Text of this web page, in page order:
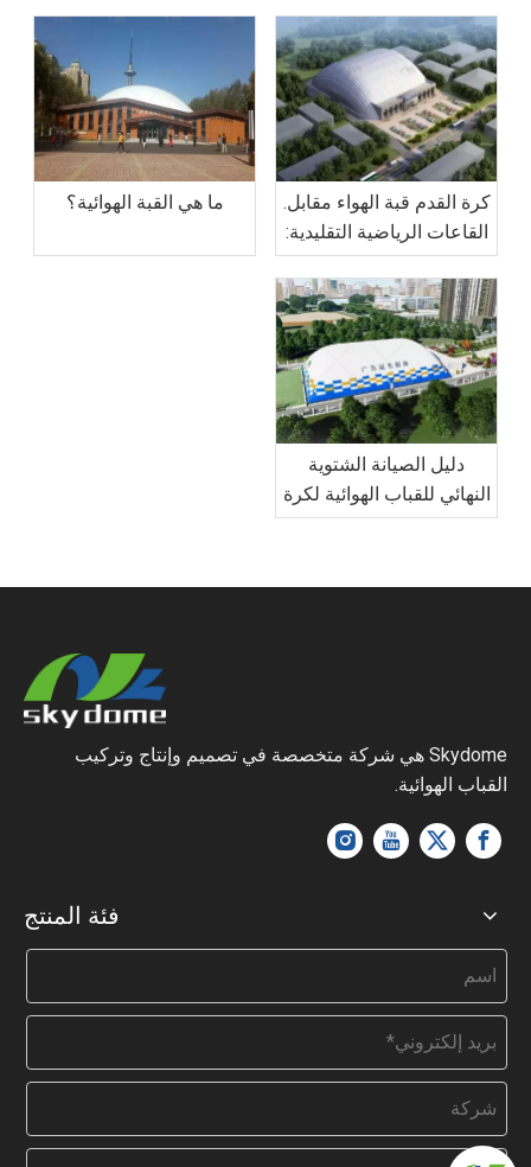
كرة القدم قبة الهواء مقابل.
القاعات الرياضية التقليدية:
لماذا تعتبر القبة أكثر فعالية
من حيث التكلفة بنسبة
50%
ما هي القبة الهوائية؟
دليل الصيانة الشتوية
النهائي للقباب الهوائية لكرة
القدم: إدارة الثلوج والرياح
Skydome هي شركة متخصصة في تصميم وإنتاج وتركيب
القباب الهوائية.
فئة المنتج